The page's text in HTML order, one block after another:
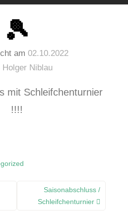
🎾
am 02.10.2022
Holger Niblau
mit Schleifchenturnier
!!!!
Saisonabschluss /
Schleifchenturnier